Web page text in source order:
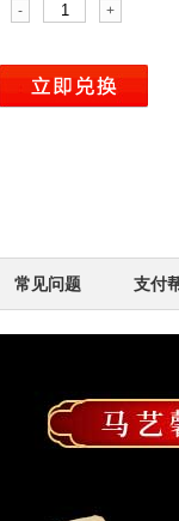
- +
常见问题 支付